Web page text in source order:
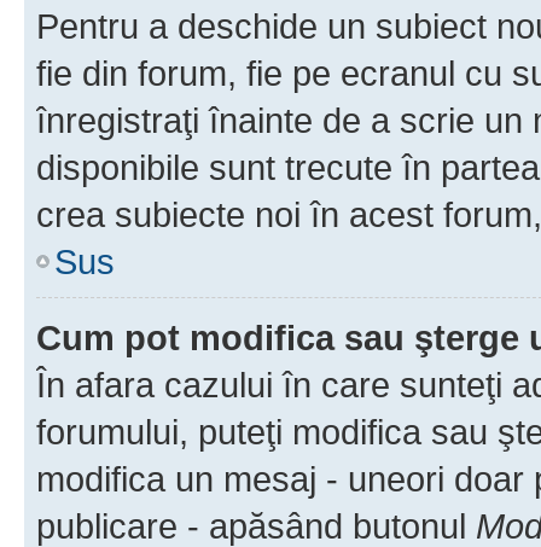
Pentru a deschide un subiect
fie din forum, fie pe ecranul cu
înregistraţi înainte de a scrie un
disponibile sunt trecute în
crea subiecte noi în acest
Sus
Cum pot modifica sau şterge
În afara cazului în care sunteţi
forumului, puteţi modifica sau
modifica un mesaj - uneori
publicare - apăsând butonul